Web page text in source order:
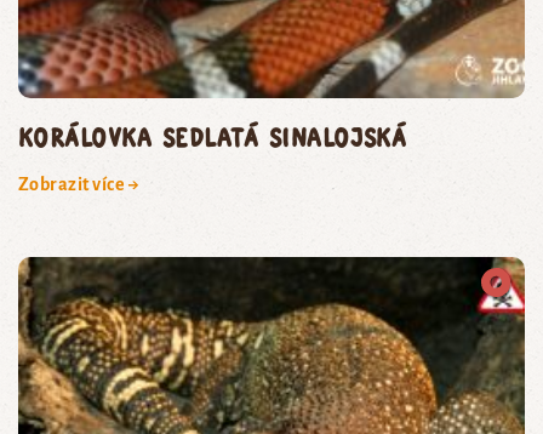
korálovka sedlatá sinalojská
Zobrazit více →